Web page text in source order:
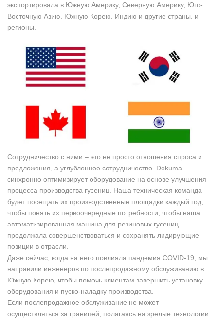
экспортировала в Южную Америку, Северную Америку, Юго-
Восточную Азию, Южную Корею, Индию и другие страны. и
регионы.
Сотрудничество с ними – это не просто отношения спроса и
предложения, а углубленное сотрудничество. Dekuma
синхронно оптимизирует оборудование на основе улучшения
процесса производства гусениц. Наша техническая команда
будет посещать их производственные площадки каждый год,
чтобы понять их первоочередные потребности, чтобы наша
автоматизированная машина для резиновых гусениц
продолжала совершенствоваться и сохранять лидирующие
позиции в отрасли.
Даже сейчас, когда на него повлияла пандемия COVID-19, мы
направили инженеров по послепродажному обслуживанию в
Южную Корею, чтобы помочь клиентам завершить установку
оборудования и пуско-наладку производства.
Если послепродажное обслуживание не может
осуществляться за границей, полагаясь на зрелые технологии